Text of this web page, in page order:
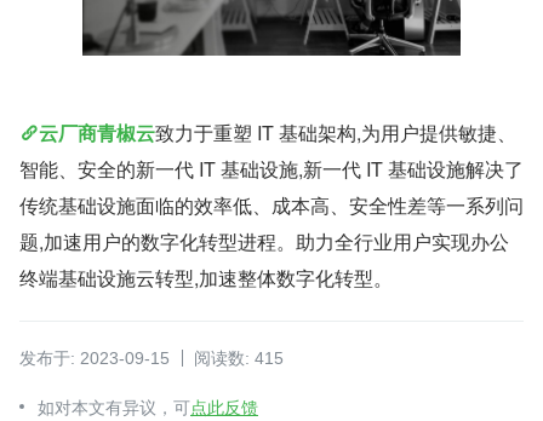
云厂商青椒云致力于重塑 IT 基础架构,为用户提供敏捷、
智能、安全的新一代 IT 基础设施,新一代 IT 基础设施解决了
传统基础设施面临的效率低、成本高、安全性差等一系列问
题,加速用户的数字化转型进程。助力全行业用户实现办公
终端基础设施云转型,加速整体数字化转型。
发布于: 2023-09-15 阅读数: 415
如对本文有异议，可点此反馈